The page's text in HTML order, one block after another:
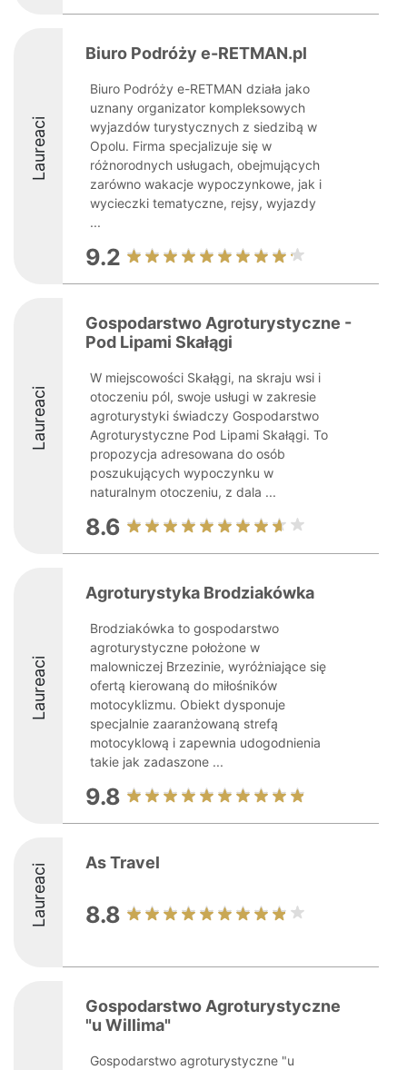
Laureaci
Biuro Podróży e-RETMAN.pl
Biuro Podróży e-RETMAN działa jako
uznany organizator kompleksowych
wyjazdów turystycznych z siedzibą w
Opolu. Firma specjalizuje się w
różnorodnych usługach, obejmujących
zarówno wakacje wypoczynkowe, jak i
wycieczki tematyczne, rejsy, wyjazdy
...
9.2
Laureaci
Gospodarstwo Agroturystyczne -
Pod Lipami Skałągi
W miejscowości Skałągi, na skraju wsi i
otoczeniu pól, swoje usługi w zakresie
agroturystyki świadczy Gospodarstwo
Agroturystyczne Pod Lipami Skałągi. To
propozycja adresowana do osób
poszukujących wypoczynku w
naturalnym otoczeniu, z dala ...
8.6
Laureaci
Agroturystyka Brodziakówka
Brodziakówka to gospodarstwo
agroturystyczne położone w
malowniczej Brzezinie, wyróżniające się
ofertą kierowaną do miłośników
motocyklizmu. Obiekt dysponuje
specjalnie zaaranżowaną strefą
motocyklową i zapewnia udogodnienia
takie jak zadaszone ...
9.8
Laureaci As Travel
8.8
Gospodarstwo Agroturystyczne
"u Willima"
Gospodarstwo agroturystyczne "u